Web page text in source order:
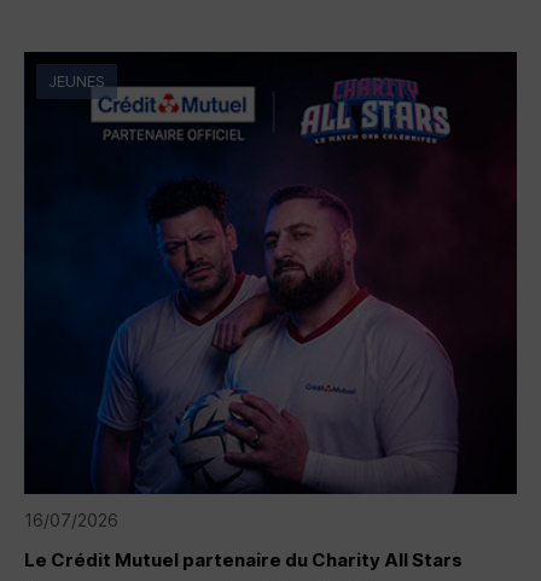
16/07/2026
Le Crédit Mutuel partenaire du Charity All Stars
JEUNES